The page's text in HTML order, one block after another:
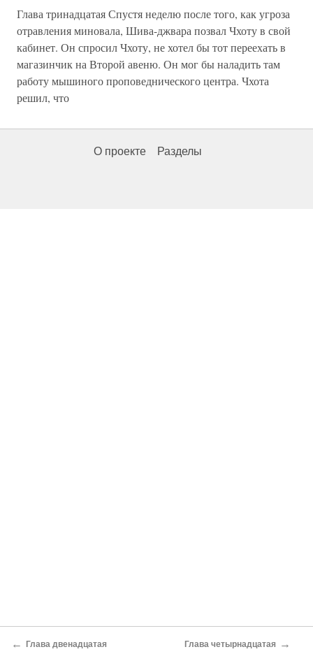
Глава тринадцатая Спустя неделю после того, как угроза
отравления миновала, Шива-джвара позвал Чхоту в свой
кабинет. Он спросил Чхоту, не хотел бы тот переехать в
магазинчик на Второй авеню. Он мог бы наладить там
работу мышиного проповеднического центра. Чхота
решил, что
О проекте Разделы
← Глава двенадцатая Глава четырнадцатая →